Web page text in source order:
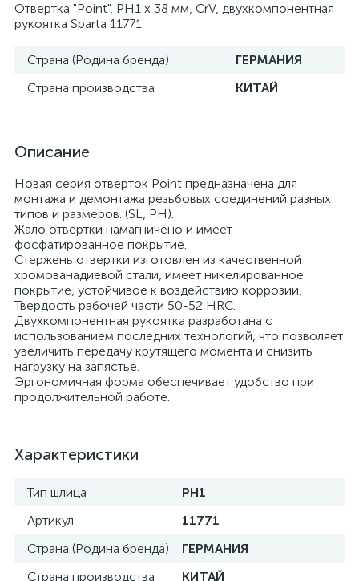
Отвертка "Point", PH1 х 38 мм, CrV, двухкомпонентная
рукоятка Sparta 11771
Страна (Родина бренда)
ГЕРМАНИЯ
Страна производства
КИТАЙ
Описание
Новая серия отверток Point предназначена для
монтажа и демонтажа резьбовых соединений разных
типов и размеров. (SL, PH).
Жало отвертки намагничено и имеет
фосфатированное покрытие.
Стержень отвертки изготовлен из качественной
хромованадиевой стали, имеет никелированное
покрытие, устойчивое к воздействию коррозии.
Твердость рабочей части 50-52 HRC.
Двухкомпонентная рукоятка разработана с
использованием последних технологий, что позволяет
увеличить передачу крутящего момента и снизить
нагрузку на запястье.
Эргономичная форма обеспечивает удобство при
продолжительной работе.
Характеристики
Тип шлица
PH1
Артикул
11771
Страна (Родина бренда)
ГЕРМАНИЯ
Страна производства
КИТАЙ